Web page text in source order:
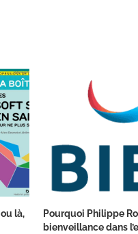
là,
Pourquoi Philippe
bienveillance dans